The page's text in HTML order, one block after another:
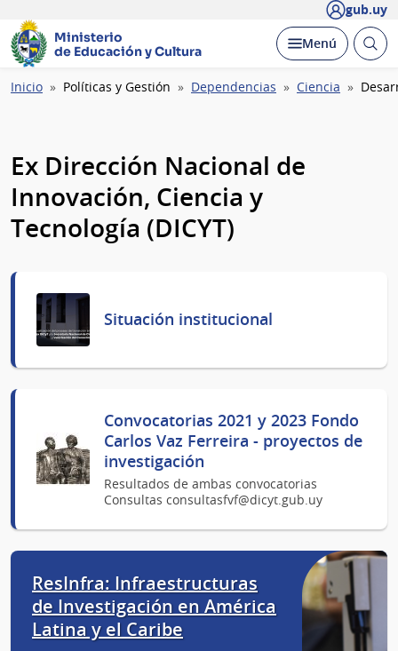
gub.uy
Ministerio
de Educación y Cultura
Desplegar
Menú Abrir
Ruta
Inicio Políticas y Gestión Dependencias Ciencia
Ex Dirección Nacional de
Innovación, Ciencia y
Tecnología (DICYT)
Situación institucional
Convocatorias 2021 y 2023 Fondo
Carlos Vaz Ferreira - proyectos de
investigación
Resultados de ambas convocatorias
Consultas consultasfvf@dicyt.gub.uy
ResInfra: Infraestructuras
de Investigación en América
Latina y el Caribe